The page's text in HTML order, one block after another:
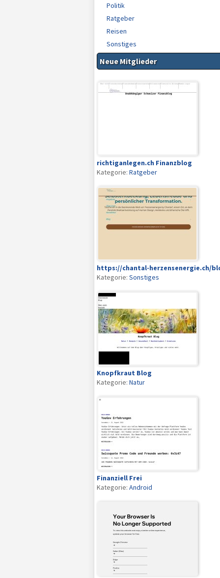
Politik
Ratgeber
Reisen
Sonstiges
Neue Mitglieder
richtiganlegen.ch Finanzblog
Kategorie: Ratgeber
https://chantal-herzensenergie.ch/
Kategorie: Sonstiges
Knopfkraut Blog
Kategorie: Natur
Finanziell Frei
Kategorie: Android